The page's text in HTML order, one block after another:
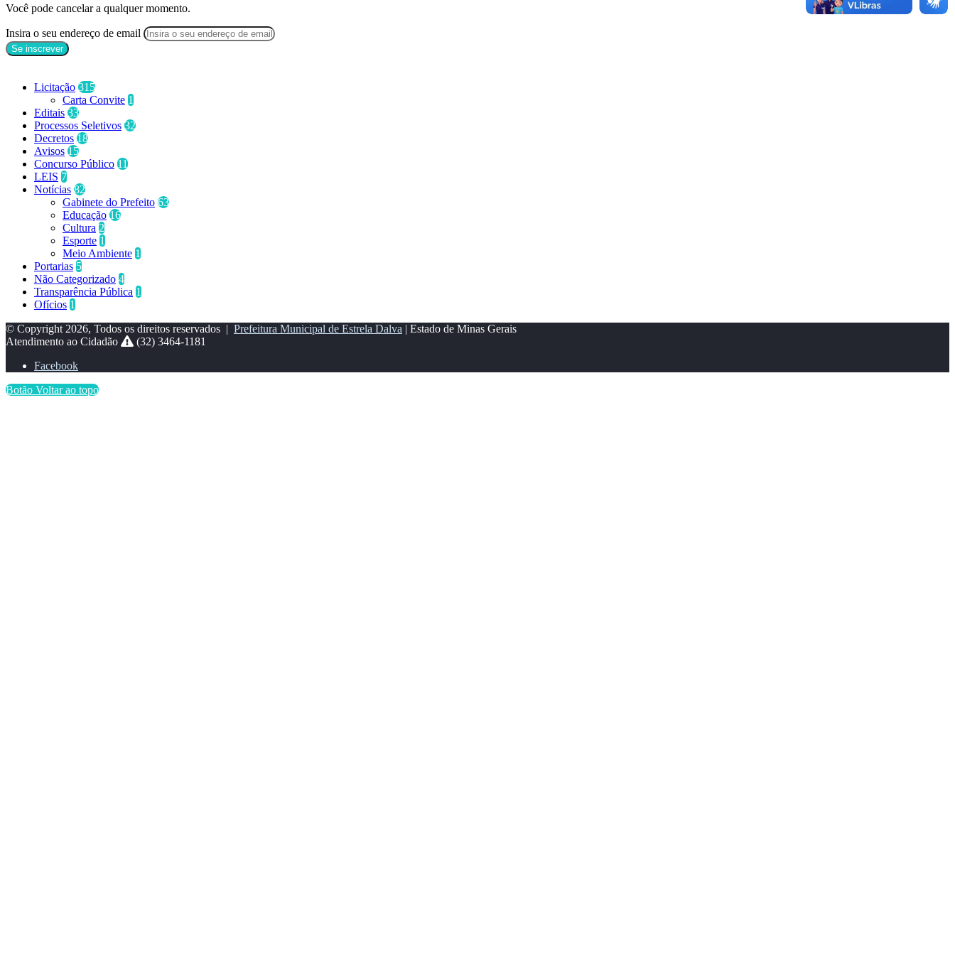
Você pode cancelar a qualquer momento.
Insira o seu endereço de email
Licitação 315
Carta Convite 1
Editais 33
Processos Seletivos 32
Decretos 18
Avisos 15
Concurso Público 11
LEIS 7
Notícias 82
Gabinete do Prefeito 63
Educação 16
Cultura 2
Esporte 1
Meio Ambiente 1
Portarias 5
Não Categorizado 4
Transparência Pública 1
Ofícios 1
© Copyright 2026, Todos os direitos reservados | Prefeitura Municipal de Estrela Dalva | Estado de Minas Gerais
Atendimento ao Cidadão
(32) 3464-1181
Facebook
Botão Voltar ao topo